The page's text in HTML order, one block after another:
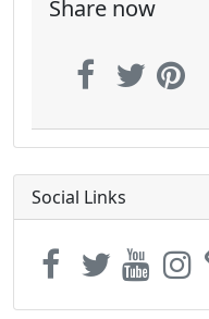
Share now
Social Links